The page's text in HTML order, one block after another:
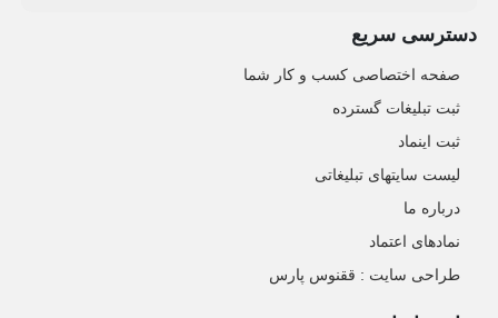
دسترسی سریع
صفحه اختصاصی کسب و کار شما
ثبت تبلیغات گسترده
ثبت اینماد
لیست سایتهای تبلیغاتی
درباره ما
نمادهای اعتماد
طراحی سایت : ققنوس پارس